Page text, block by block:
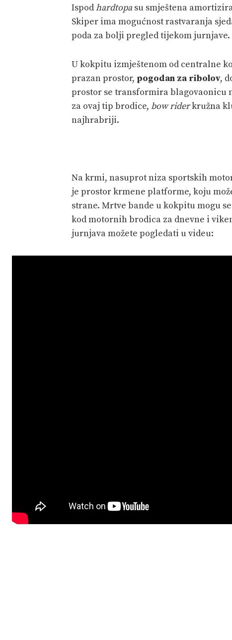
Ispodhardtopa su smještena
Skiper ima mogućnost rastvaranja
poda za bolji pregled tijekom jurnjave.
U kokpitu izmještenom od centralne
prazan prostor, pogodan za ribolov,
prostor se transformira blagovaonicu
za ovaj tip brodice, bow riderkružna
najhrabriji.
Na krmi, nasuprot niza sportskih
je prostor krmene platforme, koju
strane. Mrtve bande u kokpitu mogu
kod motornih brodica za dnevne i
jurnjava možete pogledati u videu: